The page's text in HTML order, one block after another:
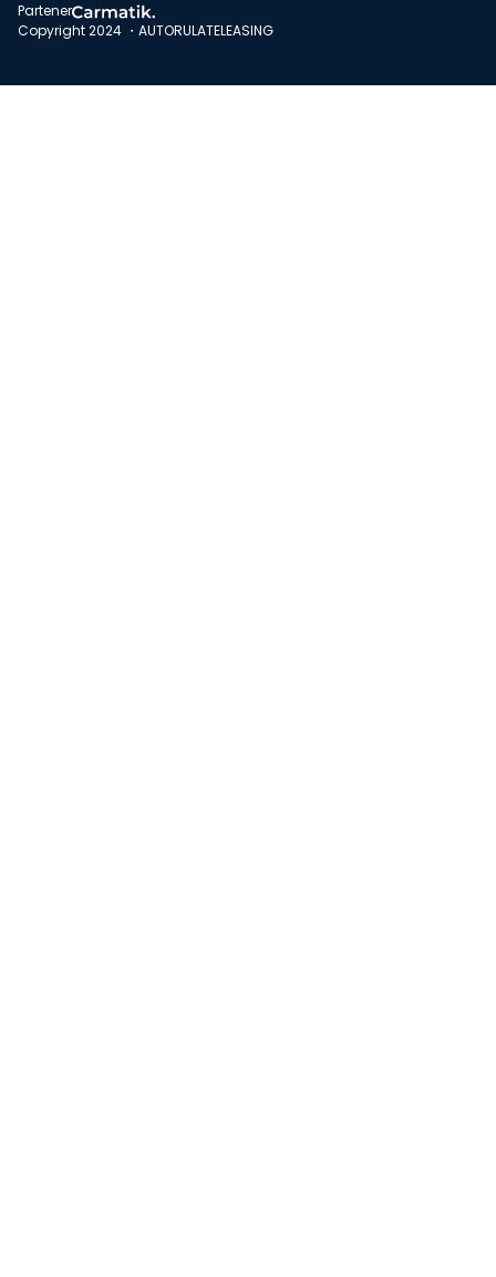
Partener
Copyright 2024 ・AUTORULATELEASING